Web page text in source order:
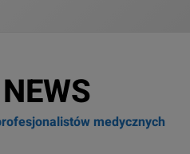
medycznych